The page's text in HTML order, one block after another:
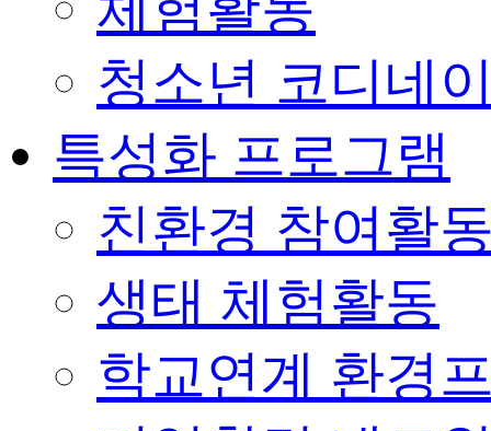
청소년 코디네
특성화 프로그램
친환경 참여활
생태 체험활동
학교연계 환경